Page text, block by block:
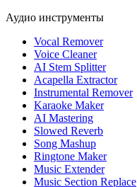
Аудио инструменты
Vocal Remover
Voice Cleaner
AI Stem Splitter
Acapella Extractor
Instrumental Remover
Karaoke Maker
AI Mastering
Slowed Reverb
Song Mashup
Ringtone Maker
Music Extender
Music Section Replace